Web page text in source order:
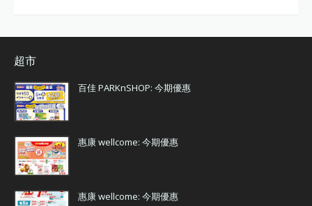
超市
百佳 PARKnSHOP: 今期優惠
惠康 wellcome: 今期優惠
惠康 wellcome: 今期優惠